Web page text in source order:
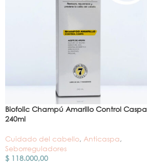
Biofolic Champú Amarillo Control Caspa
240ml
Cuidado del cabello, Anticaspa,
Seborreguladores
$ 118.000,00